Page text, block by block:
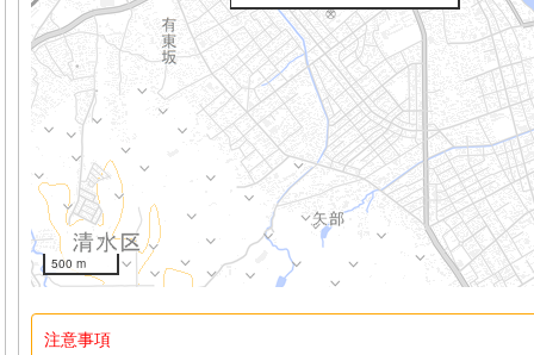
500 m
注意事項